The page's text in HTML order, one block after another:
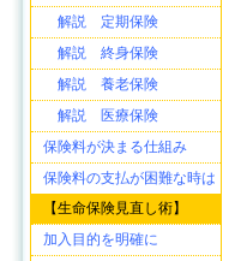
解説 定期保険
解説 終身保険
解説 養老保険
解説 医療保険
保険料が決まる仕組み
保険料の支払が困難な時は
【生命保険見直し術】
加入目的を明確に